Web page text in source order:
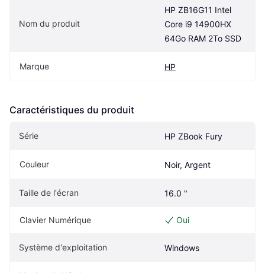
Nom du produit
HP ZB16G11 Intel
Core i9 14900HX
64Go RAM 2To SSD
Marque HP
Caractéristiques du produit
Série HP ZBook Fury
Couleur Noir, Argent
Taille de l'écran 16.0 "
Clavier Numérique Oui
Système d'exploitation Windows